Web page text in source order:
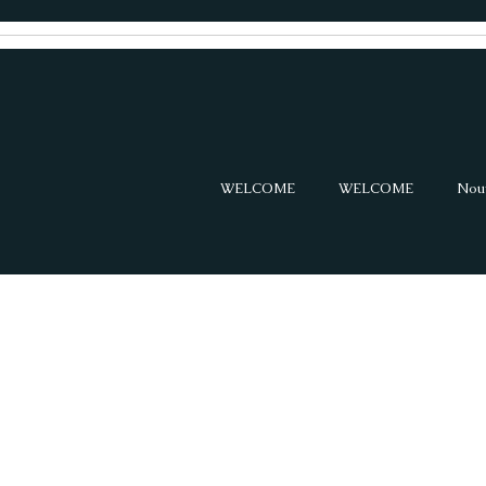
WELCOME WELCOME